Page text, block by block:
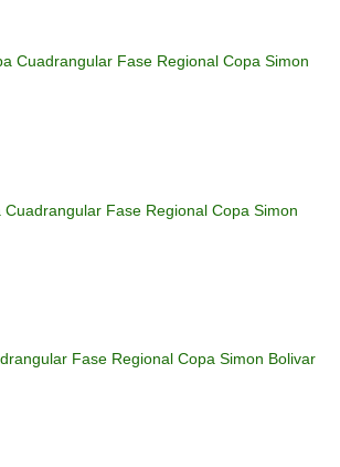
Cuadrangular Fase Regional Copa Simon
Fase Regional Copa Simon
Fase Regional Copa Simon Bolivar